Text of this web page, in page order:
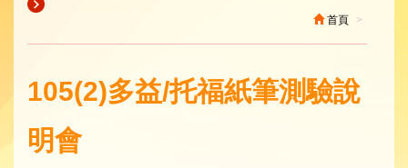
首頁
105(2)多益/托福紙筆測驗說
明會